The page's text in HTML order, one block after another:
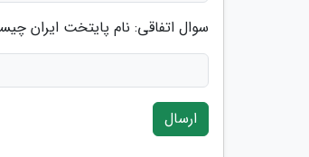
سوال اتفاقی: نام پایتخت ایران
ارسال